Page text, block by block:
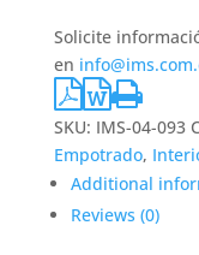
Solicite
en
SKU: IMS-04-093
Empotrado,
Additional
Reviews (0)